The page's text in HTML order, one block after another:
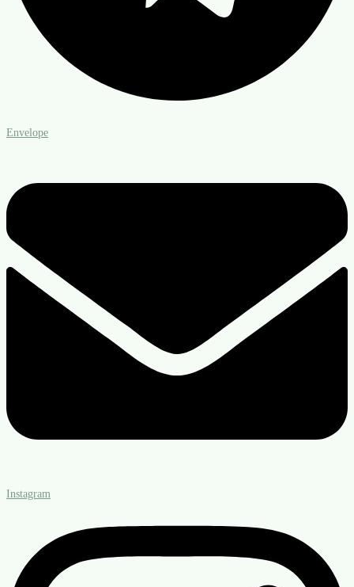
Envelope
Instagram